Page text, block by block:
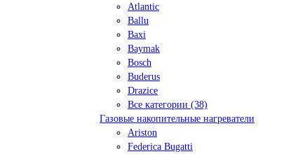
Atlantic
Ballu
Baxi
Baymak
Bosch
Buderus
Drazice
Все категории (38)
Газовые накопительные нагреватели
Ariston
Federica Bugatti